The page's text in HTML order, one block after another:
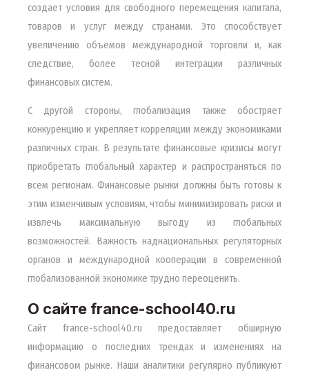
создает условия для свободного перемещения капитала,
товаров и услуг между странами. Это способствует
увеличению объемов международной торговли и, как
следствие, более тесной интеграции различных
финансовых систем.
С другой стороны, глобализация также обостряет
конкуренцию и укрепляет корреляции между экономиками
различных стран. В результате финансовые кризисы могут
приобретать глобальный характер и распространяться по
всем регионам. Финансовые рынки должны быть готовы к
этим изменчивым условиям, чтобы минимизировать риски и
извлечь максимальную выгоду из глобальных
возможностей. Важность наднациональных регуляторных
органов и международной кооперации в современной
глобализованной экономике трудно переоценить.
О сайте france-school40.ru
Сайт france-school40.ru предоставляет обширную
информацию о последних трендах и изменениях на
финансовом рынке. Наши аналитики регулярно публикуют